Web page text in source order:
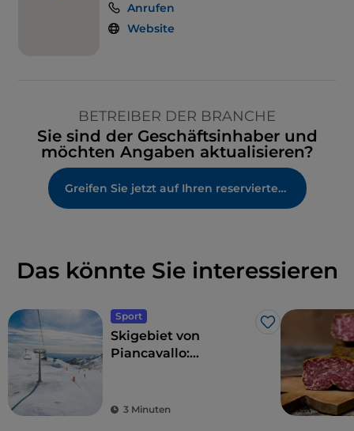
Anrufen
Website
BETREIBER DER BRANCHE
Sie sind der Geschäftsinhaber und
möchten Angaben aktualisieren?
Greifen Sie jetzt auf Ihren reservierten Bereich zu
Das könnte Sie interessieren
Sport
Like
Skigebiet von
Piancavallo:
3 Minuten